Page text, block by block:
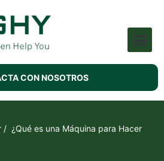
CON NOSOTROS
/ ¿Qué es una Máquina para Hacer